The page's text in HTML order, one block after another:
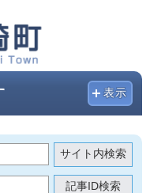
表示
サイト内検索
記事ID検索